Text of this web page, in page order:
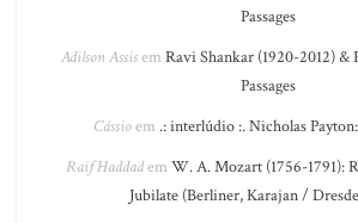
Passages
Adilson Assisem Ravi Shankar (1920-2012) &
Passages
Cássioem .: interlúdio :. Nicholas
Raif Haddadem W. A. Mozart (1756-1791):
Jubilate (Berliner, Karajan /